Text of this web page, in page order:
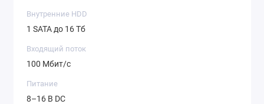
Внутренние HDD
1 SATA до 16 Тб
Входящий поток
100 Мбит/с
Питание
8–16 В DС